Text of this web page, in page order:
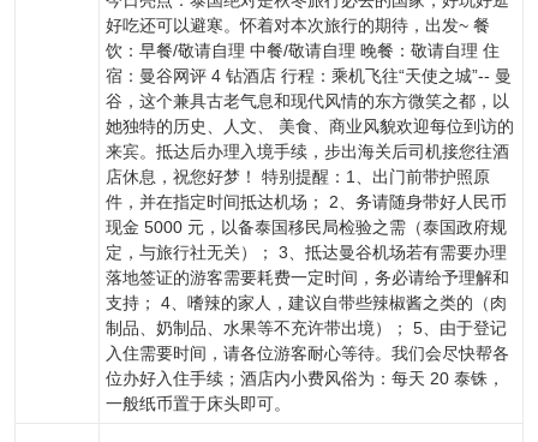
好吃还可以避寒。怀着对本次旅行的期待，出发~ 餐
饮：早餐/敬请自理 中餐/敬请自理 晚餐：敬请自理 住
宿：曼谷网评 4 钻酒店 行程：乘机飞往“天使之城”-- 曼
谷，这个兼具古老气息和现代风情的东方微笑之都，以
她独特的历史、人文、 美食、商业风貌欢迎每位到访的
来宾。抵达后办理入境手续，步出海关后司机接您往酒
店休息，祝您好梦！ 特别提醒：1、出门前带护照原
件，并在指定时间抵达机场； 2、务请随身带好人民币
现金 5000 元，以备泰国移民局检验之需（泰国政府规
定，与旅行社无关）； 3、抵达曼谷机场若有需要办理
落地签证的游客需要耗费一定时间，务必请给予理解和
支持； 4、嗜辣的家人，建议自带些辣椒酱之类的（肉
制品、奶制品、水果等不充许带出境）； 5、由于登记
入住需要时间，请各位游客耐心等待。我们会尽快帮各
位办好入住手续；酒店内小费风俗为：每天 20 泰铢，
一般纸币置于床头即可。